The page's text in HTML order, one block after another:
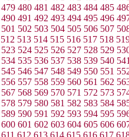
479 480 481 482 483 484 485
490 491 492 493 494 495 496
501 502 503 504 505 506 507
512 513 514 515 516 517 518
523 524 525 526 527 528 529
534 535 536 537 538 539 540
545 546 547 548 549 550 551
556 557 558 559 560 561 562
567 568 569 570 571 572 573
578 579 580 581 582 583 584
589 590 591 592 593 594 595
600 601 602 603 604 605 606
611 612 613 614 615 616 617